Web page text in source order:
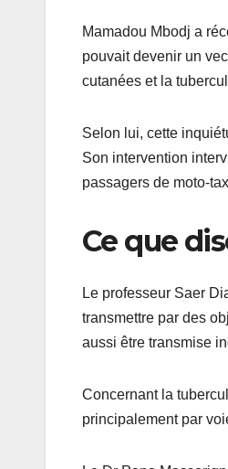
Mamadou Mbodj a
pouvait devenir un
cutanées et la
Selon lui, cette
Son intervention
passagers de moto-
Ce que
Le professeur Saer
transmettre par des
aussi être transmise
Concernant la
principalement par